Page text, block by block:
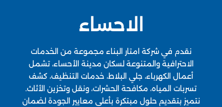
الاحساء
نقدم في شركة امتار البناء مجموعة من الخدمات
الاحترافية والمتنوعة لسكان مدينة الأحساء، تشمل
أعمال الكهرباء، جلي البلاط، خدمات التنظيف، كشف
تسربات المياه، مكافحة الحشرات، ونقل وتخزين الأثاث.
نتميز بتقديم حلول مبتكرة بأعلى معايير الجودة لضمان